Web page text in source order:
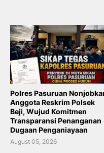
Polres Pasuruan
Anggota Reskrim Polsek
Beji, Wujud Komitmen
Transparansi Penanganan
Dugaan Penganiayaan
August 05, 2026